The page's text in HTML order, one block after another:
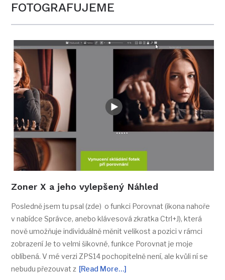
FOTOGRAFUJEME
Zoner X a jeho vylepšený Náhled
Posledně jsem tu psal (zde) o funkci Porovnat (ikona nahoře
v nabídce Správce, anebo klávesová zkratka Ctrl+J), která
nově umožňuje individuálně měnit velikost a pozici v rámci
zobrazení Je to velmi šikovné, funkce Porovnat je moje
oblíbená. V mé verzi ZPS14 pochopitelně není, ale kvůli ní se
nebudu přezouvat z [Read More…]